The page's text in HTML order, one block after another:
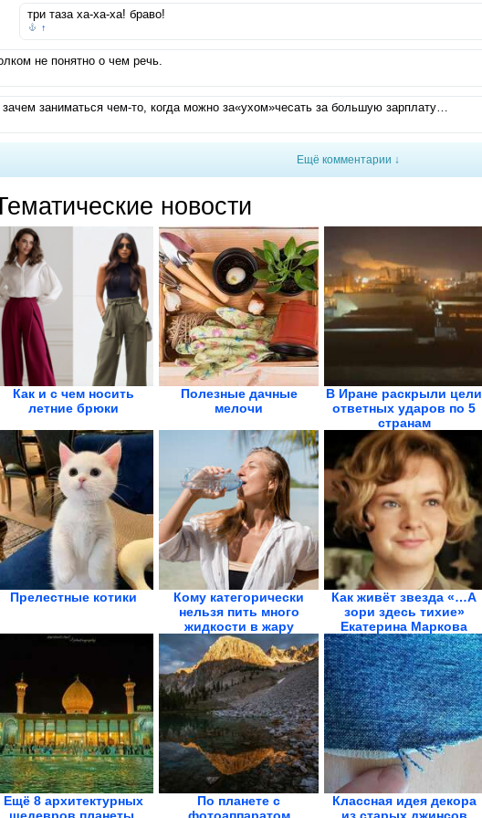
три таза ха-ха-ха! браво!
↑
не понятно о чем речь.
заниматься чем-то, когда можно за«ухом»чесать за большую зарплату…
Ещё комментарии ↓
новости
Как и с чем носить
летние брюки
Полезные дачные
мелочи
В Иране раскрыли цели
ответных ударов по 5
странам
Прелестные котики
Кому категорически
нельзя пить много
жидкости в жару
Как живёт звезда «…А
зори здесь тихие»
Екатерина Маркова
Ещё 8 архитектурных
По планете с
Классная идея декора